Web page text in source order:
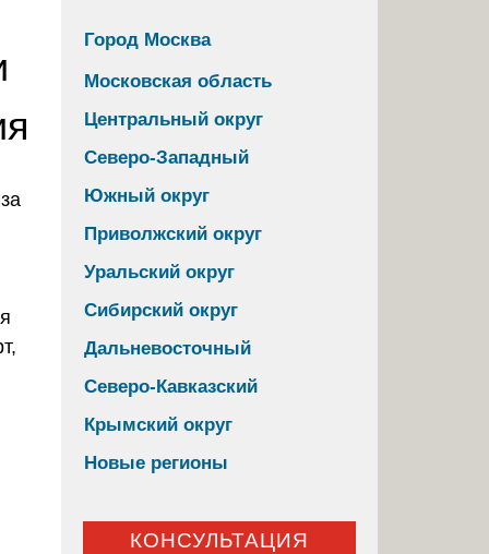
Город Москва
Московская область
Центральный округ
Северо-Западный
Южный округ
Приволжский округ
Уральский округ
Сибирский округ
Дальневосточный
Северо-Кавказский
Крымский округ
Новые регионы
КОНСУЛЬТАЦИЯ